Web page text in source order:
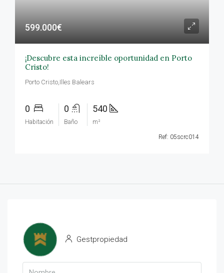
599.000€
¡Descubre esta increíble oportunidad en Porto
Cristo!
Porto Cristo,Illes Balears
0
Habitación
0
Baño
540
m²
Ref: 05scrc014
Gestpropiedad